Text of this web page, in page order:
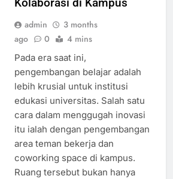
Kolaborasi di Kampus
admin
3 months
ago
0 4 mins
Pada era saat ini,
pengembangan belajar adalah
lebih krusial untuk institusi
edukasi universitas. Salah satu
cara dalam menggugah inovasi
itu ialah dengan pengembangan
area teman bekerja dan
coworking space di kampus.
Ruang tersebut bukan hanya